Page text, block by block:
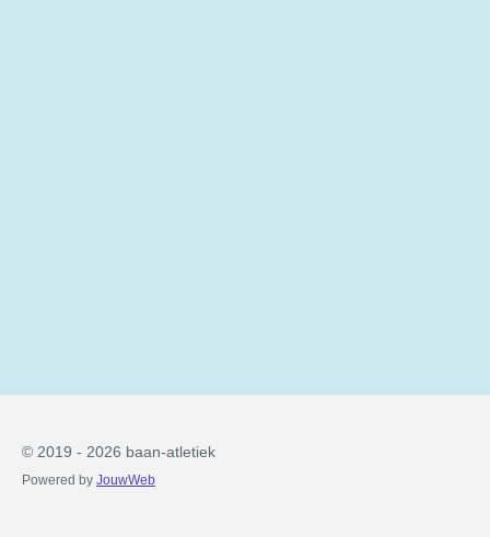
© 2019 - 2026 baan-atletiek
Powered by JouwWeb